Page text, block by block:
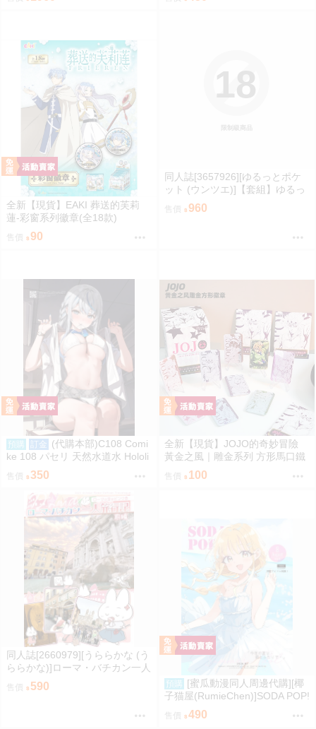
(同人誌)
會場數量新刊「VSISTERS 6 (隨
全新【現貨】EAKI 葬送的芙莉
蓮-彩窗系列徽章(全18款)
售價 90
限制級商品
18
同人誌[3657926][ゆるっとポケ
ット (ウンツエ)]【套組】ゆるっ
とポケット「非モテの僕にこん
な誘い断れるはずがない」セッ
售價 960
預購 訂金 (代購本部)C108 Comi
ke 108 パセリ 天然水道水 Hololi
ve 6期生 HoloX 沙花叉クロヱ 沙
花叉庫洛艾 沙花叉克蘿耶 雨海ル
カ C108數量限定新刊『TennenS
uidousui27(隨機簽名本)』
售價 350
全新【現貨】JOJO的奇妙冒險
黃金之風｜雕金系列 方形馬口鐵
徽章盲盒(全16款)
售價 100
同人誌[2660979][うららかな (う
ららかな)]ローマ・バチカン一人
旅行記 前編 (其他)
售價 590 預購
[蜜瓜動漫同人周邊代購][椰
子猫屋(RumieChen)]SODA POP!
(學園偶像大師)(同人誌)
售價 490